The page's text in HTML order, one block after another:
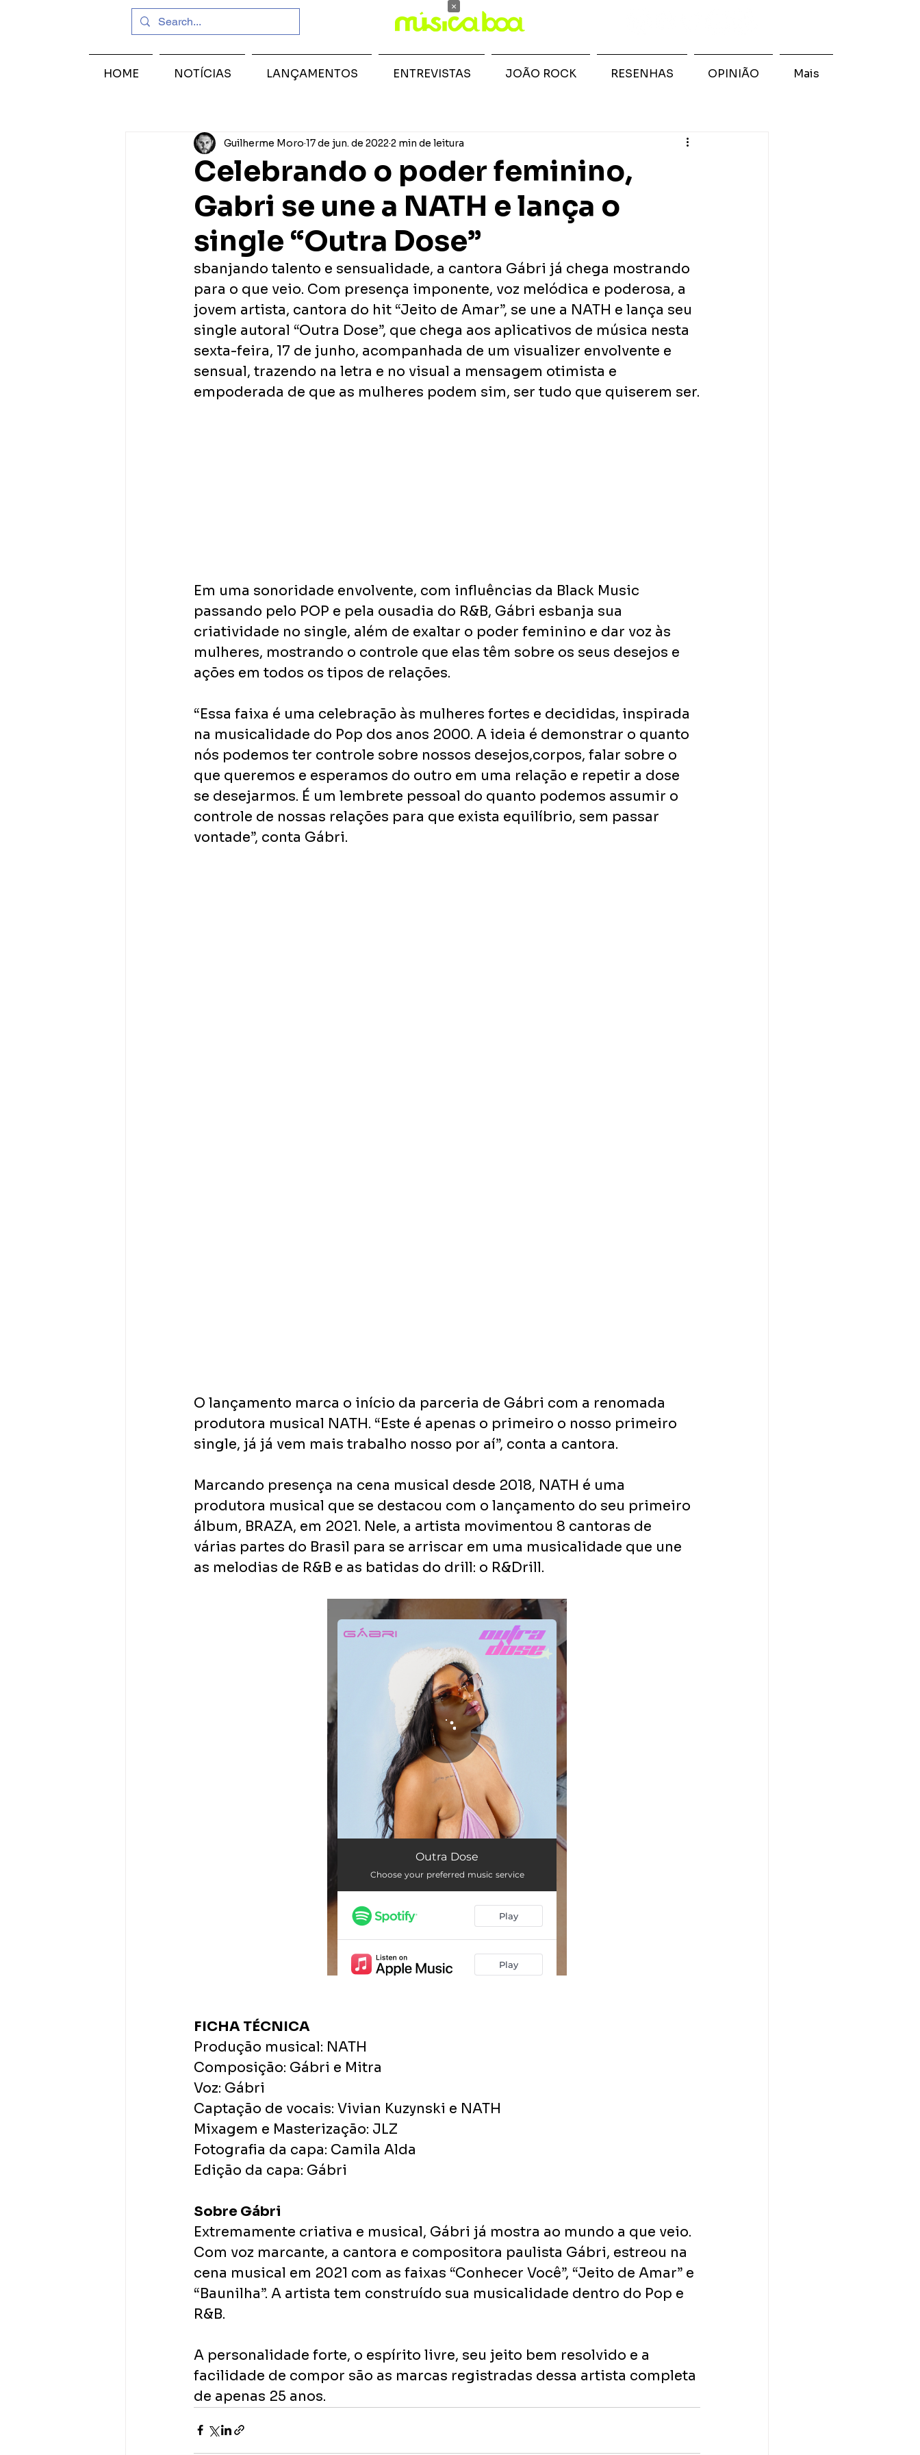
Celebrando o poder feminino,
Gabri se une a NATH e lança o
single “Outra Dose”
Guilherme Moro 17 de jun. de 2022 2 min de leitura
sbanjando talento e sensualidade, a cantora Gábri já chega mostrando
para o que veio. Com presença imponente, voz melódica e poderosa, a
jovem artista, cantora do hit “Jeito de Amar”, se une a NATH e lança seu
single autoral “Outra Dose”, que chega aos aplicativos de música nesta
sexta-feira, 17 de junho, acompanhada de um visualizer envolvente e
sensual, trazendo na letra e no visual a mensagem otimista e
empoderada de que as mulheres podem sim, ser tudo que quiserem ser.
Em uma sonoridade envolvente, com influências da Black Music
passando pelo POP e pela ousadia do R&B, Gábri esbanja sua
criatividade no single, além de exaltar o poder feminino e dar voz às
mulheres, mostrando o controle que elas têm sobre os seus desejos e
ações em todos os tipos de relações.
“Essa faixa é uma celebração às mulheres fortes e decididas, inspirada
na musicalidade do Pop dos anos 2000. A ideia é demonstrar o quanto
nós podemos ter controle sobre nossos desejos,corpos, falar sobre o
que queremos e esperamos do outro em uma relação e repetir a dose
se desejarmos. É um lembrete pessoal do quanto podemos assumir o
controle de nossas relações para que exista equilíbrio, sem passar
vontade”, conta Gábri.
O lançamento marca o início da parceria de Gábri com a renomada
produtora musical NATH. “Este é apenas o primeiro o nosso primeiro
single, já já vem mais trabalho nosso por aí”, conta a cantora.
Marcando presença na cena musical desde 2018, NATH é uma
produtora musical que se destacou com o lançamento do seu primeiro
álbum, BRAZA, em 2021. Nele, a artista movimentou 8 cantoras de
várias partes do Brasil para se arriscar em uma musicalidade que une
as melodias de R&B e as batidas do drill: o R&Drill.
FICHA TÉCNICA
Produção musical: NATH
Composição: Gábri e Mitra
Voz: Gábri
Captação de vocais: Vivian Kuzynski e NATH
Mixagem e Masterização: JLZ
Fotografia da capa: Camila Alda
Edição da capa: Gábri
Sobre Gábri
Extremamente criativa e musical, Gábri já mostra ao mundo a que veio.
Com voz marcante, a cantora e compositora paulista Gábri, estreou na
cena musical em 2021 com as faixas “Conhecer Você”, “Jeito de Amar” e
“Baunilha”. A artista tem construído sua musicalidade dentro do Pop e
R&B.
A personalidade forte, o espírito livre, seu jeito bem resolvido e a
facilidade de compor são as marcas registradas dessa artista completa
de apenas 25 anos.
HOME NOTÍCIAS LANÇAMENTOS ENTREVISTAS JOÃO ROCK RESENHAS OPINIÃO Mais
×